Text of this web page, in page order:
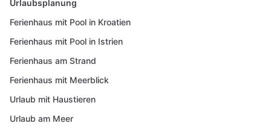
Urlaubsplanung
Ferienhaus mit Pool in Kroatien
Ferienhaus mit Pool in Istrien
Ferienhaus am Strand
Ferienhaus mit Meerblick
Urlaub mit Haustieren
Urlaub am Meer